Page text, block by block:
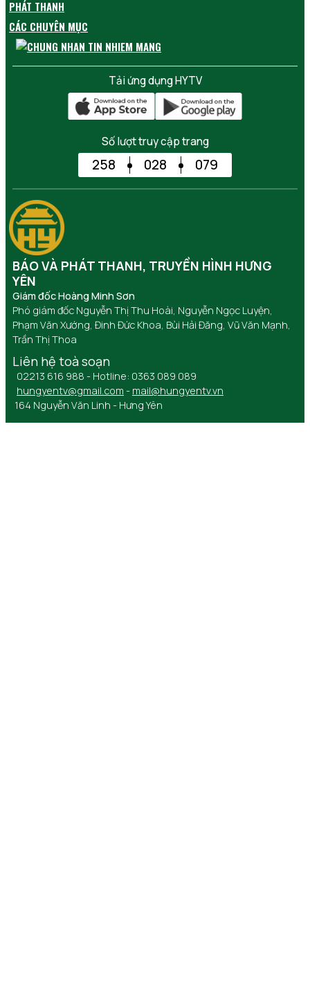
PHÁT THANH
CÁC CHUYÊN MỤC
Tải ứng dụng HYTV
Số lượt truy cập trang
258 028 079
BÁO VÀ PHÁT THANH, TRUYỀN HÌNH HƯNG
YÊN
Giám đốc Hoàng Minh Sơn
Phó giám đốc Nguyễn Thị Thu Hoài, Nguyễn Ngọc Luyện,
Phạm Văn Xướng, Đinh Đức Khoa, Bùi Hải Đăng, Vũ Văn Mạnh,
Trần Thị Thoa
Liên hệ toà soạn
02213 616 988 - Hotline: 0363 089 089
hungyentv@gmail.com - mail@hungyentv.vn
164 Nguyễn Văn Linh - Hưng Yên